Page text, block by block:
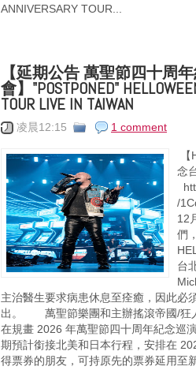
ANNIVERSARY TOUR...
【延期公告 萬聖節四十周
會】"POSTPONED"
TOUR LIVE IN TAIWAN
凌晨12:15 1 comment
【
念
/
12
們
台
主治醫生要求病患休息至痊癒，因此必
出。 萬聖節樂團和主辦搖滾帝國/狂
在規畫 2026 年萬聖節四十周年紀念巡
期預計銜接北美和日本行程，安排在
得票券的朋友，可持原先的票券延用至